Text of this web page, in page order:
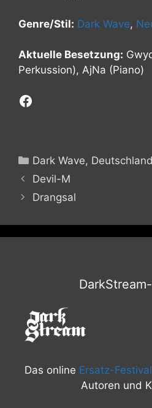
Genre/Stil: Dark Wave,
Aktuelle Besetzung:
Perkussion), AjNa (Piano)
Facebook
Kategorien
Dark Wave, Deutschland
Devil-M
Drangsal
Das online Ersatz-Festival
Autoren und